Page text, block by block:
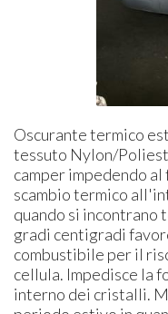
Oscurante termico
tessuto Nylon/
camper impedendo
scambio termico
quando si incontrano
gradi centigradi
combustibile per il
cellula. Impedisce la
interno dei cristalli.